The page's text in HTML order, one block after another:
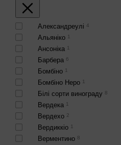
Александреулі 4
Альяніко 1
Ансоніка 1
Барбера 6
Бомбіно 1
Бомбіно Неро 1
Білі сорти винограду 8
Вердека 1
Вердехо 2
Вердиккіо 1
Верментино 8